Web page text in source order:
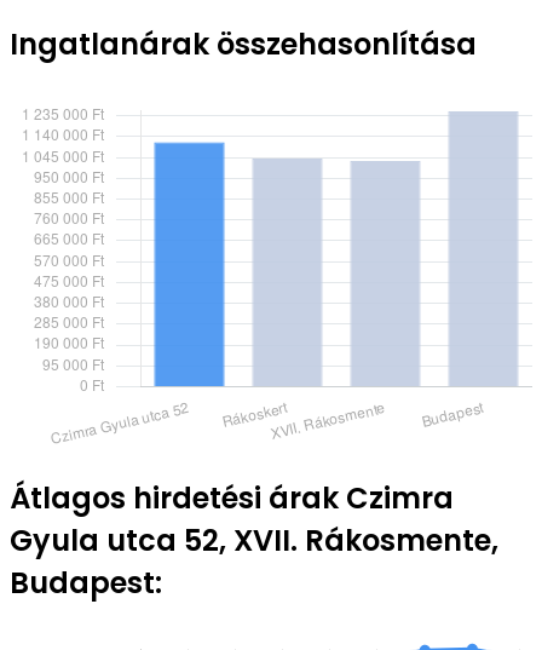
Ingatlanárak összehasonlítása
Átlagos hirdetési árak Czimra
Gyula utca 52, XVII. Rákosmente,
Budapest: